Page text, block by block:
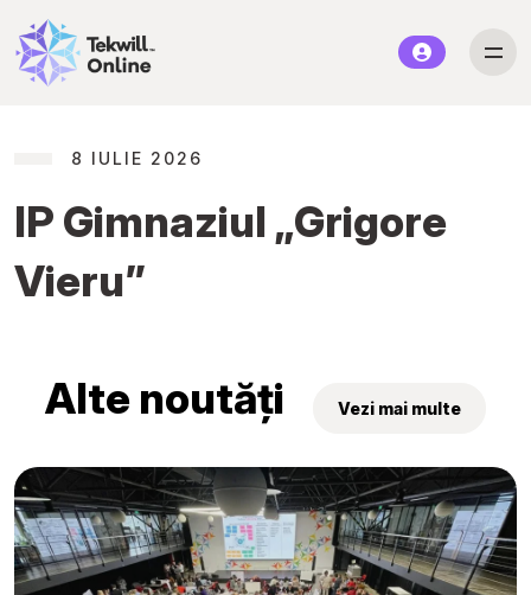
8 IULIE 2026
IP Gimnaziul „Grigore
Vieru”
Alte noutăți Vezi mai multe